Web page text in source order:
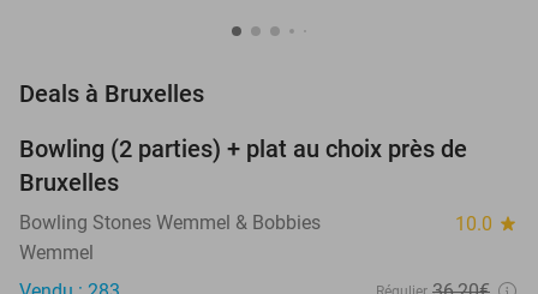
Deals à Bruxelles
38%
Bowling (2 parties) + plat au choix près de
Bruxelles
Bowling Stones Wemmel & Bobbies 10.0 star
Wemmel